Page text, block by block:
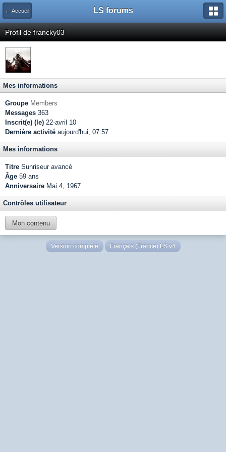
← Accueil LS forums
Profil de francky03
Mes informations
Groupe Members
Messages 363
Inscrit(e) (le) 22-avril 10
Dernière activité aujourd'hui, 07:57
Mes informations
Titre Sunriseur avancé
Âge 59 ans
Anniversaire Mai 4, 1967
Contrôles utilisateur
Mon contenu
Version complète Français (France) LS v4